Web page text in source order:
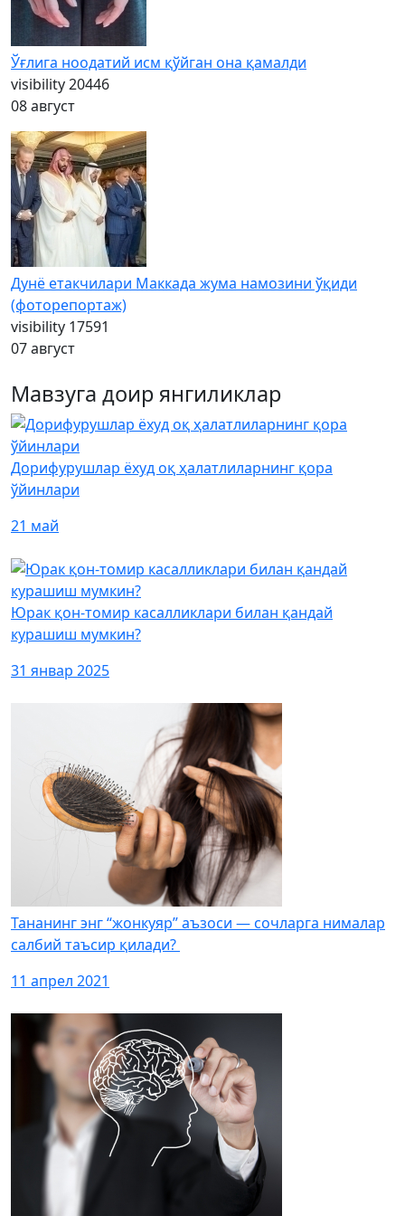
Ўғлига ноодатий исм қўйган она қамалди
visibility20446
08 август
Дунё етакчилари Маккада жума намозини ўқиди
(фоторепортаж)
visibility 17591
07 август
Мавзуга доир янгиликлар
Дорифурушлар ёхуд оқ ҳалатлиларнинг қора
ўйинлари
21 май
Юрак қон-томир касалликлари билан қандай
курашиш мумкин?
31 январ 2025
Тананинг энг “жонкуяр” аъзоси — сочларга нималар
салбий таъсир қилади?
11 апрел 2021